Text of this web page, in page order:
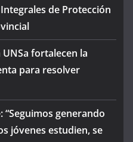
de Protección
fortalecen la
para resolver
“Seguimos generando
jóvenes estudien, se